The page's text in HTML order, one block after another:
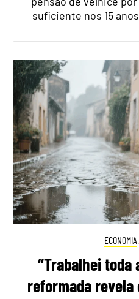
suficiente nos 15
ECONOMIA
“Trabalhei toda
reformada revela